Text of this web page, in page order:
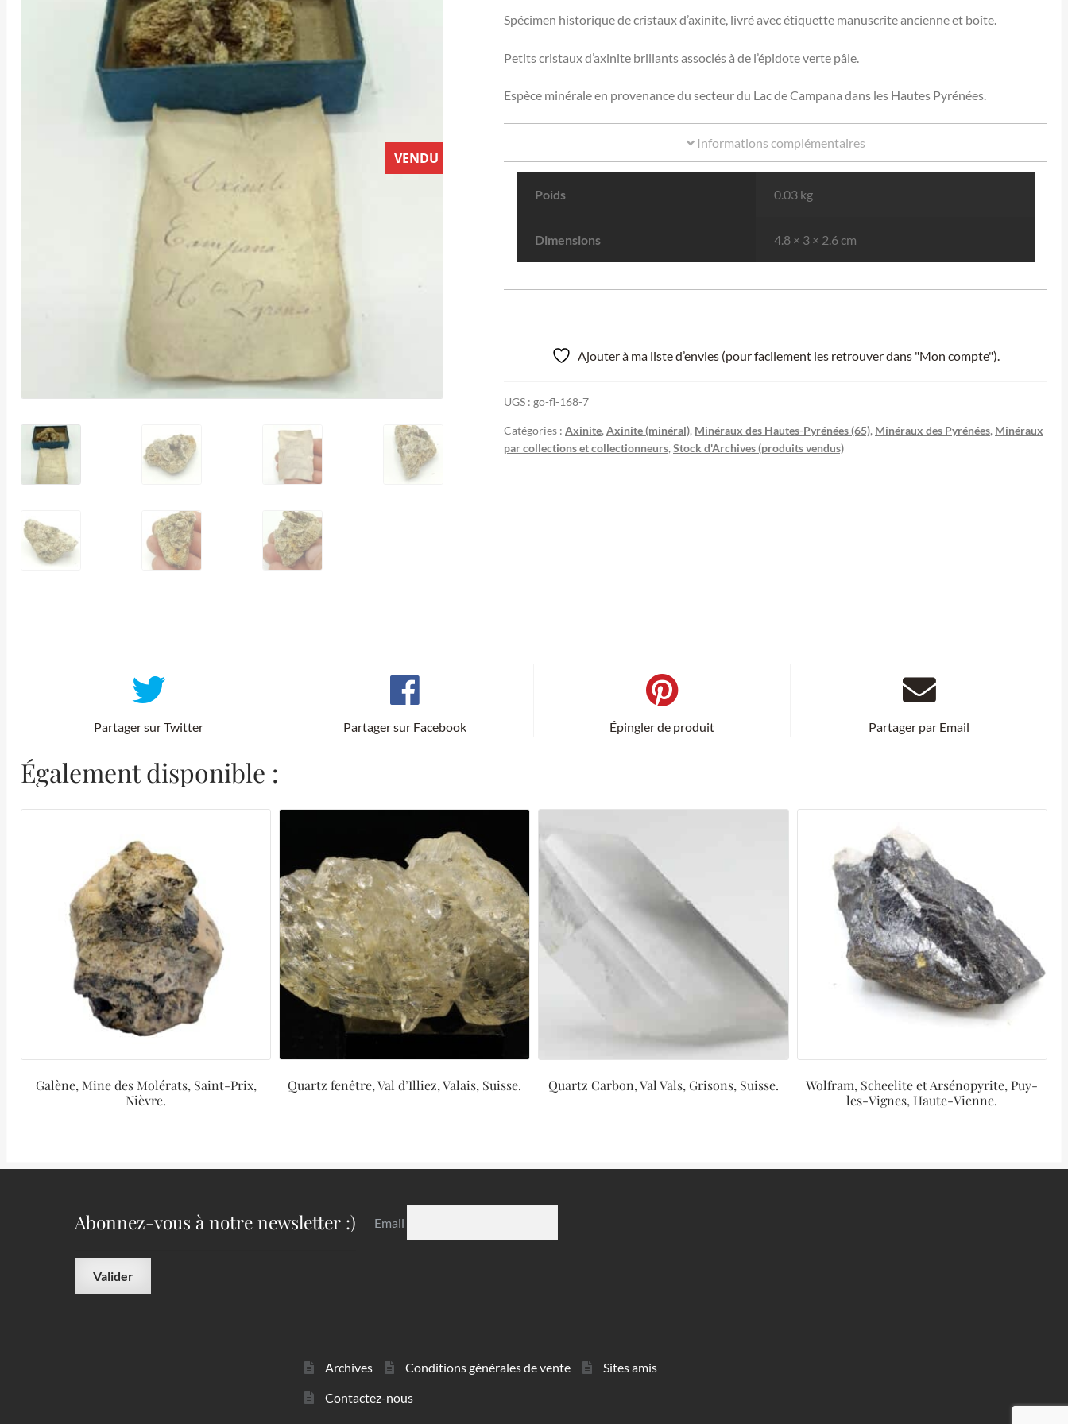
VENDU
Spécimen historique de cristaux d’axinite, livré avec étiquette manuscrite ancienne et boîte.
Petits cristaux d’axinite brillants associés à de l’épidote verte pâle.
Espèce minérale en provenance du secteur du Lac de Campana dans les Hautes Pyrénées.
Informations complémentaires
Poids 0.03 kg
Dimensions 4.8 × 3 × 2.6 cm
Ajouter à ma liste d’envies (pour facilement les retrouver dans "Mon compte").
UGS : go-fl-168-7
Catégories : Axinite, Axinite (minéral), Minéraux des Hautes-Pyrénées (65), Minéraux des Pyrénées, Minéraux
par collections et collectionneurs, Stock d'Archives (produits vendus)
Partager sur Twitter Partager sur Facebook Épingler de produit Partager par Email
Également disponible :
Galène, Mine des Molérats, Saint-Prix,
Nièvre.
Quartz fenêtre, Val d’Illiez, Valais, Suisse. Quartz Carbon, Val Vals, Grisons, Suisse.
Wolfram, Scheelite et Arsénopyrite, Puy-
les-Vignes, Haute-Vienne.
Abonnez-vous à notre newsletter :) Email
Archives Conditions générales de vente
Sites amis
Contactez-nous